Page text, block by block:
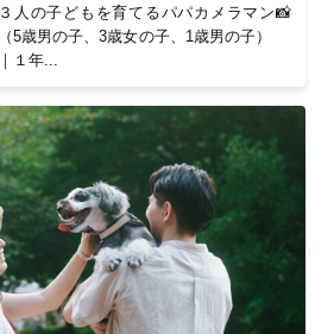
３人の子どもを育てるパパカメラマン📸
（5歳男の子、3歳女の子、1歳男の子）
｜１年...